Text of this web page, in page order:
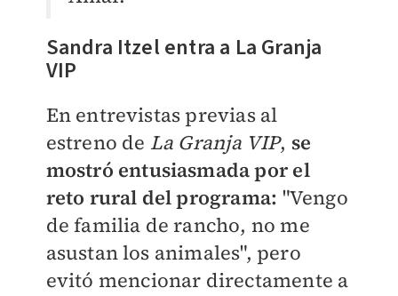
Sandra Itzel entra a La Granja
VIP
En entrevistas previas al
estreno de La Granja VIP, se
mostró entusiasmada por el
reto rural del programa: "Vengo
de familia de rancho, no me
asustan los animales", pero
evitó mencionar directamente a